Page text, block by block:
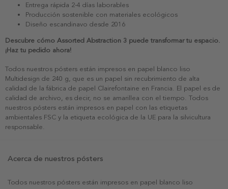
Entrega rápida 2-4 días laborables
Producción sostenible con materiales ecológicos
Diseño escandinavo desde 2016
Descubre cómo Assorted Abstraction 3 puede transformar tu espacio.
¡Haz tu pedido ahora!
Todos nuestros pósters están impresos en papel blanco liso
Multidesign de 240 g, que es un papel sin recubrimiento de alta
calidad de la fábrica de papel Clairefontaine en Francia. El papel es de
calidad de archivo, es decir, no se amarillea con el tiempo. Todos
nuestros pósters están impresos en papel con las etiquetas
ambientales FSC y la etiqueta ecológica de la UE para la silvicultura
responsable.
Acerca de nuestros pósters
Todos nuestros pósters están impresos en papel blanco liso